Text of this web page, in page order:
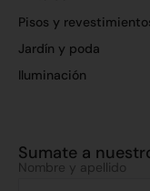
Pisos y
Jardín y poda
Iluminación
Sumate a
Nombre y apellido